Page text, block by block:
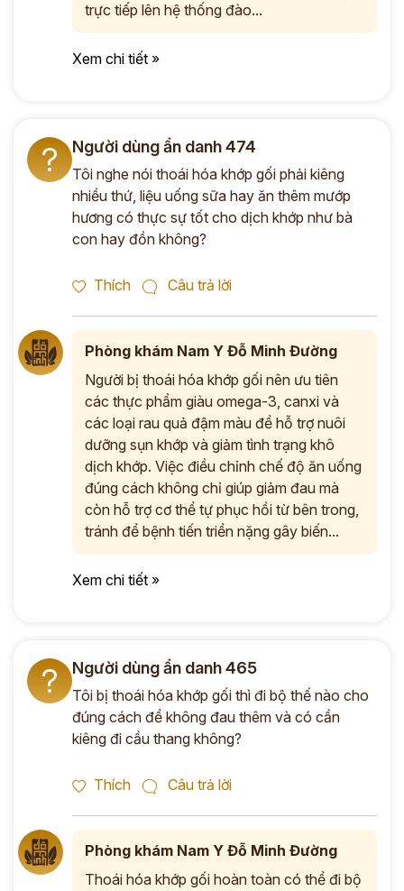
trực tiếp lên hệ thống đào...
Xem chi tiết »
? Người dùng ẩn danh 474
Tôi nghe nói thoái hóa khớp gối phải kiêng
nhiều thứ, liệu uống sữa hay ăn thêm mướp
hương có thực sự tốt cho dịch khớp như bà
con hay đồn không?
Thích Câu trả lời
Phòng khám Nam Y Đỗ Minh Đường
Người bị thoái hóa khớp gối nên ưu tiên
các thực phẩm giàu omega-3, canxi và
các loại rau quả đậm màu để hỗ trợ nuôi
dưỡng sụn khớp và giảm tình trạng khô
dịch khớp. Việc điều chỉnh chế độ ăn uống
đúng cách không chỉ giúp giảm đau mà
còn hỗ trợ cơ thể tự phục hồi từ bên trong,
tránh để bệnh tiến triển nặng gây biến...
Xem chi tiết »
? Người dùng ẩn danh 465
Tôi bị thoái hóa khớp gối thì đi bộ thế nào cho
đúng cách để không đau thêm và có cần
kiêng đi cầu thang không?
Thích Câu trả lời
Phòng khám Nam Y Đỗ Minh Đường
Thoái hóa khớp gối hoàn toàn có thể đi bộ